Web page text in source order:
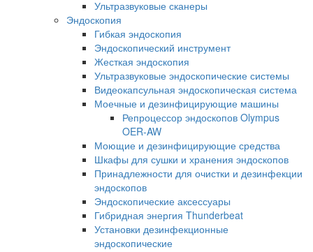
Ультразвуковые сканеры
Эндоскопия
Гибкая эндоскопия
Эндоскопический инструмент
Жесткая эндоскопия
Ультразвуковые эндоскопические системы
Видеокапсульная эндоскопическая система
Моечные и дезинфицирующие машины
Репроцессор эндоскопов Olympus
OER-AW
Моющие и дезинфицирующие средства
Шкафы для сушки и хранения эндоскопов
Принадлежности для очистки и дезинфекции
эндоскопов
Эндоскопические аксессуары
Гибридная энергия Thunderbeat
Установки дезинфекционные
эндоскопические